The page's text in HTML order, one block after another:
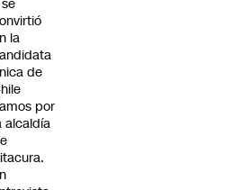
la
de
por
alcaldía